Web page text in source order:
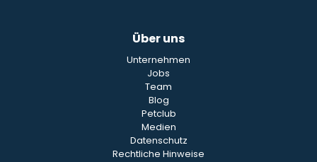
Über uns
Unternehmen
Jobs
Team
Blog
Petclub
Medien
Datenschutz
Rechtliche Hinweise